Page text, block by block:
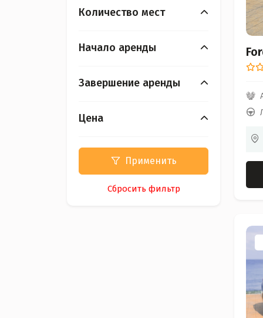
Количество мест
Начало аренды
Завершение аренды
Цена
Применить
Сбросить фильтр